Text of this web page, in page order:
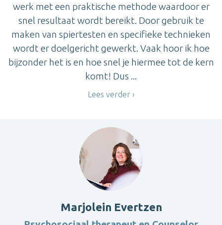
werk met een praktische methode waardoor er
snel resultaat wordt bereikt. Door gebruik te
maken van spiertesten en specifieke technieken
wordt er doelgericht gewerkt. Vaak hoor ik hoe
bijzonder het is en hoe snel je hiermee tot de kern
komt! Dus ...
Lees verder
Marjolein Evertzen